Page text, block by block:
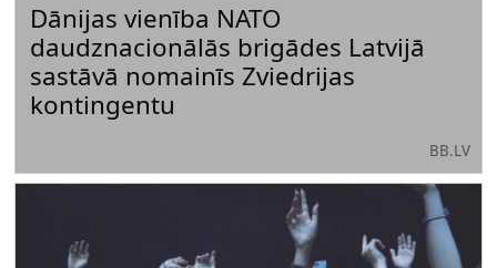
Dānijas vienība NATO
daudznacionālās brigādes Latvijā
sastāvā nomainīs Zviedrijas
kontingentu
BB.LV